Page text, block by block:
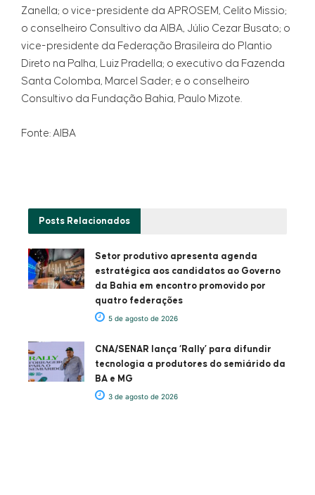
Zanella; o vice-presidente da APROSEM, Celito Missio;
o conselheiro Consultivo da AIBA, Júlio Cezar Busato; o
vice-presidente da Federação Brasileira do Plantio
Direto na Palha, Luiz Pradella; o executivo da Fazenda
Santa Colomba, Marcel Sader; e o conselheiro
Consultivo da Fundação Bahia, Paulo Mizote.
Fonte: AIBA
Posts Relacionados
Setor produtivo apresenta agenda
estratégica aos candidatos ao Governo
da Bahia em encontro promovido por
quatro federações
5 de agosto de 2026
CNA/SENAR lança ‘Rally’ para difundir
tecnologia a produtores do semiárido da
BA e MG
3 de agosto de 2026